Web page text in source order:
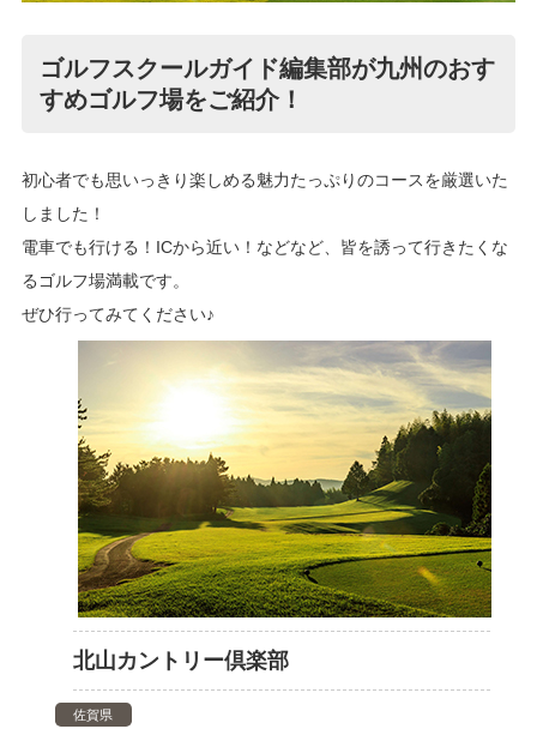
ゴルフスクールガイド編集部が九州のおす
すめゴルフ場をご紹介！
初心者でも思いっきり楽しめる魅力たっぷりのコースを厳選いた
しました！
電車でも行ける！ICから近い！などなど、皆を誘って行きたくな
るゴルフ場満載です。
ぜひ行ってみてください♪
北山カントリー倶楽部
佐賀県